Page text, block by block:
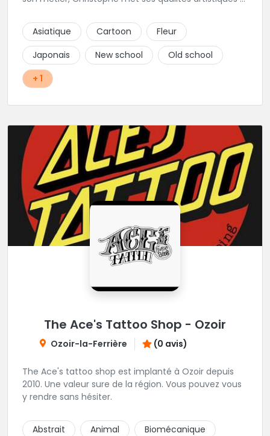
Asiatique
Cartoon
Fleur
Japonais
New school
Old school
+ 1
The Ace's Tattoo Shop - Ozoir
Ozoir-la-Ferrière (0 avis)
The Ace's tattoo shop est implanté à Ozoir depuis
2010. Une valeur sure de la région. Vous pouvez vous
y rendre sans hésiter.
Abstrait Animal
Biomécanique